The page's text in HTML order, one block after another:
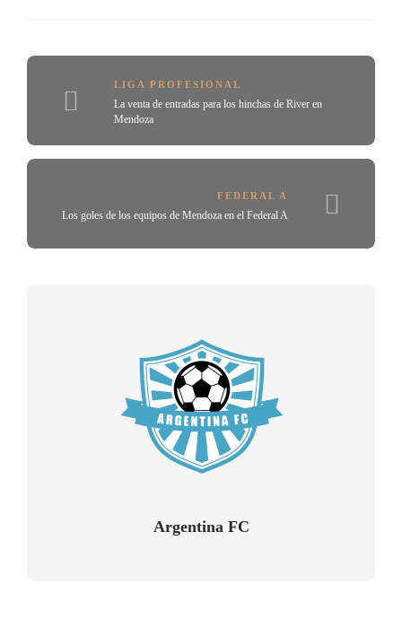
LIGA PROFESIONAL
La venta de entradas para los hinchas de River en
Mendoza
FEDERAL A
Los goles de los equipos de Mendoza en el Federal A
Argentina FC